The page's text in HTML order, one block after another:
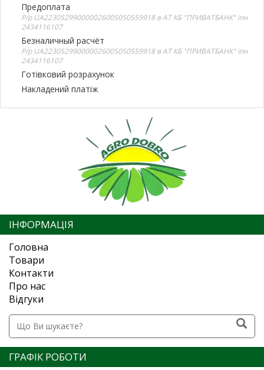
Предоплата
Р/р UA223052990000026005050559918 в АТ КБ "ПРИВАТБАНК" іпн
2434116107
Безналичный расчёт
Р/р UA223052990000026005050559918 в АТ КБ "ПРИВАТБАНК" іпн
2434116107
Готівковий розрахунок
Накладений платіж
ІНФОРМАЦІЯ
Головна
Товари
Контакти
Про нас
Відгуки
ГРАФІК РОБОТИ